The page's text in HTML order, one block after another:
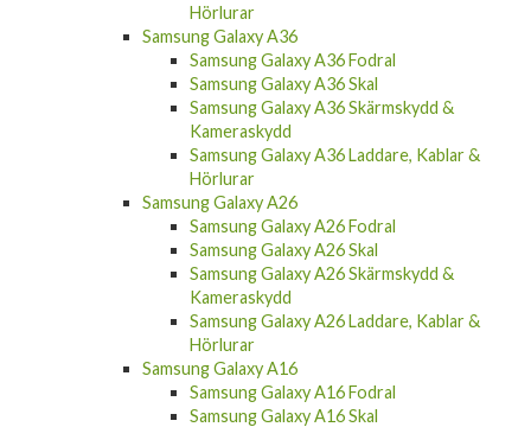
Hörlurar
Samsung Galaxy A36
Samsung Galaxy A36 Fodral
Samsung Galaxy A36 Skal
Samsung Galaxy A36 Skärmskydd &
Kameraskydd
Samsung Galaxy A36 Laddare, Kablar &
Hörlurar
Samsung Galaxy A26
Samsung Galaxy A26 Fodral
Samsung Galaxy A26 Skal
Samsung Galaxy A26 Skärmskydd &
Kameraskydd
Samsung Galaxy A26 Laddare, Kablar &
Hörlurar
Samsung Galaxy A16
Samsung Galaxy A16 Fodral
Samsung Galaxy A16 Skal